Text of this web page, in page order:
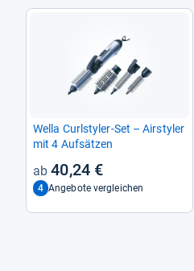
Wella Curlsty­ler-​Set – Air­sty­ler
mit 4 Auf­sät­zen
40,24 €
4 Angebote vergleichen